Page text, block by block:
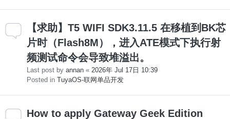
【求助】T5 WIFI SDK3.11.5 在移植到BK芯
片时（Flash8M），进入ATE模式下执行射
频测试命令会导致堆溢出。
Last post by annan « 2026年 Jul 17日 10:39
Posted in TuyaOS-联网单品开发
How to apply Gateway Geek Edition